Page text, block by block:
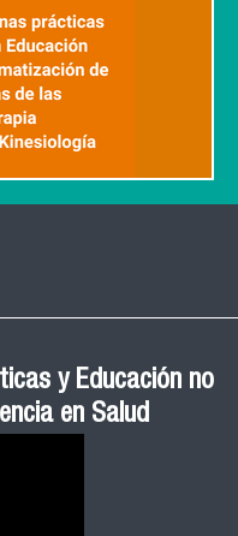
y Educación no
en Salud
de Neurociencia
2025
CESIC
Magíster en Salud
y 2023 FACIMED
en el deporte
económica”